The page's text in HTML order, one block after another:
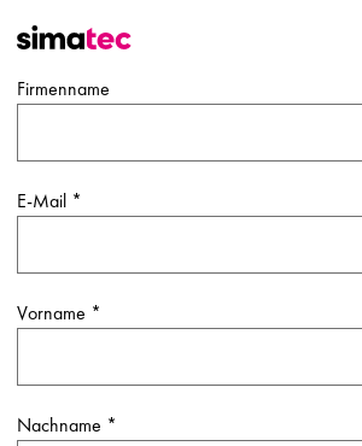
Firmenname
E-Mail *
Vorname *
Nachname *